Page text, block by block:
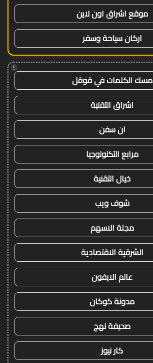
موقع اشراق اون لاين
اركان سياحة وسفر
!
مسك الكلمات في قوقل
اشراق التقنية
ان سفن
مرابع التكنولوجيا
خيال التقنية
شوف ويب
مجلة الاسهم
الشرقية الاقتصادية
عالم الايفون
مدونة كوكان
صحيفة نهج
كار نيوز